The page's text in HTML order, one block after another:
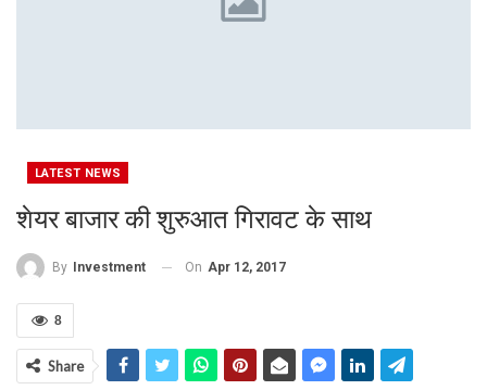
LATEST NEWS
शेयर बाजार की शुरुआत गिरावट के साथ
By Investment On Apr 12, 2017
8
Share